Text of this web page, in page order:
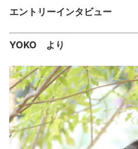
エントリーインタビュー
YOKO より